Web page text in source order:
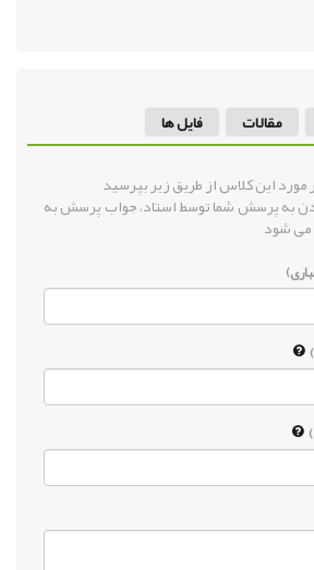
مقالات فایل ها
این کلاس از طریق زیر بپرسید
به پرسش شما توسط استاد، جواب پرسش به
می شود